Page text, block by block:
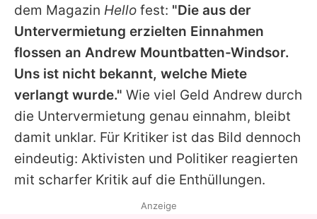
Utiq verwalten
dem Magazin Hello fest: "Die aus der
Untervermietung erzielten Einnahmen
flossen an Andrew Mountbatten-Windsor.
Uns ist nicht bekannt, welche Miete
verlangt wurde." Wie viel Geld Andrew durch
die Untervermietung genau einnahm, bleibt
damit unklar. Für Kritiker ist das Bild dennoch
eindeutig: Aktivisten und Politiker reagierten
mit scharfer Kritik auf die Enthüllungen.
Anzeige